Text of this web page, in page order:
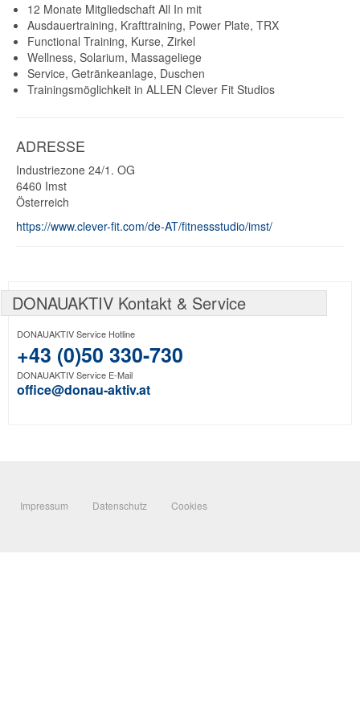
12 Monate Mitgliedschaft All In mit
Ausdauertraining, Krafttraining, Power Plate, TRX
Functional Training, Kurse, Zirkel
Wellness, Solarium, Massageliege
Service, Getränkeanlage, Duschen
Trainingsmöglichkeit in ALLEN Clever Fit Studios
ADRESSE
Industriezone 24/1. OG
6460 Imst
Österreich
https://www.clever-fit.com/de-AT/fitnessstudio/imst/
DONAUAKTIV Kontakt & Service
DONAUAKTIV Service Hotline
+43 (0)50 330-730
DONAUAKTIV Service E-Mail
office@donau-aktiv.at
Impressum Datenschutz Cookies